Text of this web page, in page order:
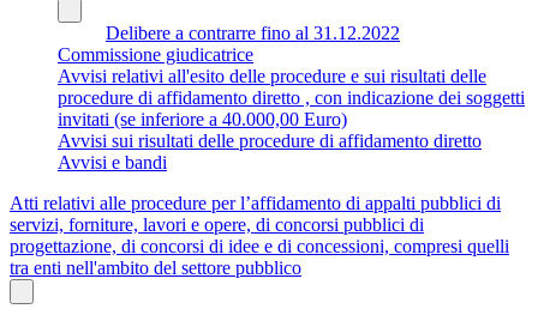
Delibere a contrarre fino al 31.12.2022
Commissione giudicatrice
Avvisi relativi all'esito delle procedure e sui risultati delle
procedure di affidamento diretto , con indicazione dei soggetti
invitati (se inferiore a 40.000,00 Euro)
Avvisi sui risultati delle procedure di affidamento diretto
Avvisi e bandi
Atti relativi alle procedure per l’affidamento di appalti pubblici di
servizi, forniture, lavori e opere, di concorsi pubblici di
progettazione, di concorsi di idee e di concessioni, compresi quelli
tra enti nell'ambito del settore pubblico